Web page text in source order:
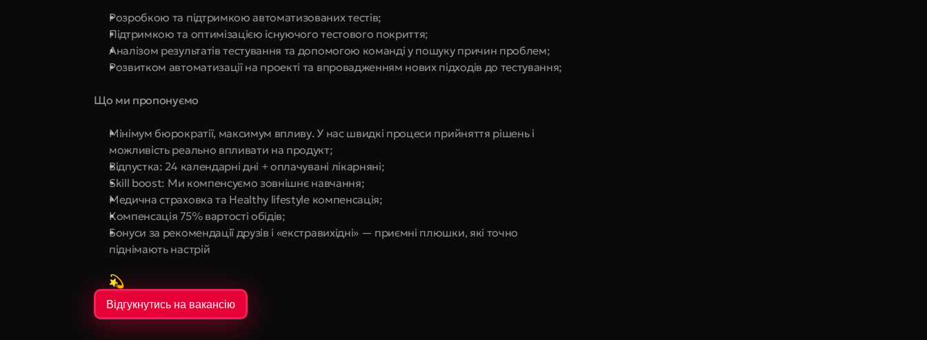
Розробкою та підтримкою автоматизованих тестів;
Підтримкою та оптимізацією існуючого тестового покриття;
Аналізом результатів тестування та допомогою команді у пошуку причин проблем;
Розвитком автоматизації на проекті та впровадженням нових підходів до тестування;
Що ми пропонуємо
Мінімум бюрократії, максимум впливу. У нас швидкі процеси прийняття рішень і
можливість реально впливати на продукт;
Відпустка: 24 календарні дні + оплачувані лікарняні;
Skill boost: Ми компенсуємо зовнішнє навчання;
Медична страховка та Healthy lifestyle компенсація;
Компенсація 75% вартості обідів;
Бонуси за рекомендації друзів і «екстравихідні» — приємні плюшки, які точно
піднімають настрій
Відгукнутись на вакансію